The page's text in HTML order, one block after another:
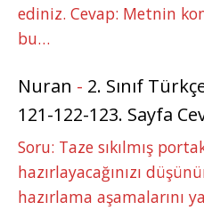
ediniz. Cevap: Metnin
bu…
Nuran - 2. Sınıf
121-122-123. Sayfa
Soru: Taze sıkılmış
hazırlayacağınızı
hazırlama aşamalarını